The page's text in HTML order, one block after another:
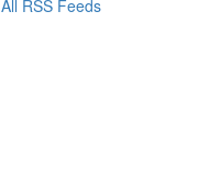
All RSS Feeds